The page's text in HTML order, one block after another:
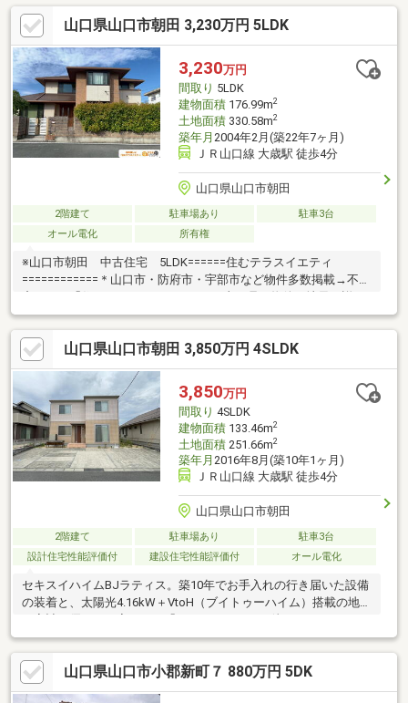
が不安！月々の返済を抑えたい！＊資金計画のお悩みもお気軽に
ご相談ください。☆まずはその目で現地をご覧ください！083-
902-6551 info@sumu-terrace.comYouTube「住むテラスチャン
ネル」にて情報発信中！
山口県山口市朝田 3,230万円 5LDK
3,230万円
間取り 5LDK
建物面積176.99m2
土地面積330.58m2
築年月 2004年2月(築22年7ヶ月)
ＪＲ山口線 大歳駅 徒歩4分
山口県山口市朝田
2階建て 駐車場あり
駐車3台
オール電化
所有権
※山口市朝田 中古住宅 5LDK======住むテラスイエティ
============＊山口市・防府市・宇部市など物件多数掲載→不動
産サイト「住むテラスイエティ」へ＊山口県の物件は地元に詳し
い当社にお任せ下さい。＊住宅ローンも当社にお任せください。
＊頭金０円からでもOK！住宅ローンが不安！月々の返済を抑えた
い！＊資金計画のお悩みもお気軽にご相談ください。☆まずはそ
の目で現地をご覧ください！083-902-6551 info@sumu-
terrace.comYouTube「住むテラスチャンネル」にて情報発信中！
＊資金計画のお悩みもお気軽にご相談ください。
山口県山口市朝田 3,850万円 4SLDK
3,850万円
間取り 4SLDK
建物面積133.46m2
土地面積251.66m2
築年月 2016年8月(築10年1ヶ月)
ＪＲ山口線 大歳駅 徒歩4分
山口県山口市朝田
2階建て 駐車場あり
駐車3台
設計住宅性能評価付
建設住宅性能評価付 オール電化
セキスイハイムBJラティス。築10年でお手入れの行き届いた設備
の装着と、太陽光4.16kW＋VtoH（ブイトゥーハイム）搭載の地球
お馴染みの快適エアリー装着で、一年を通して温度・空気質にも
こだわり、快適な室内環境も保ちます。また、セキスイハイムの
60年長期サポートシステムで、グループ全体でご入居後の安心を
お届けしており、その安心も引き継ぐことが出来るお家です。
山口県山口市小郡新町７ 880万円 5DK